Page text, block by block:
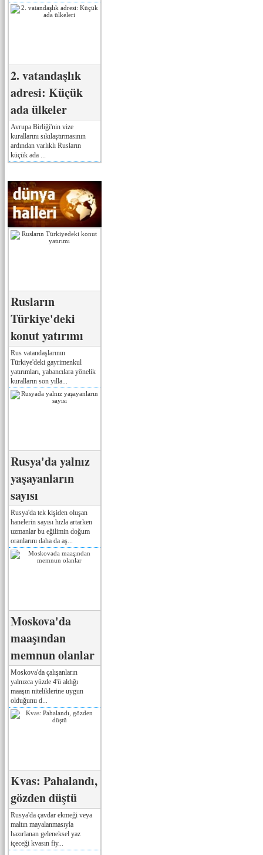
2. vatandaşlık
adresi: Küçük
ada ülkeler
Avrupa Birliği'nin vize
kurallarını sıkılaştırmasının
ardından varlıklı Rusların
küçük ada ...
Rusların
Türkiye'deki
konut yatırımı
Rus vatandaşlarının
Türkiye'deki gayrimenkul
yatırımları, yabancılara yönelik
kuralların son yılla...
Rusya'da yalnız
yaşayanların
sayısı
Rusya'da tek kişiden oluşan
hanelerin sayısı hızla artarken
uzmanlar bu eğilimin doğum
oranlarını daha da aş...
Moskova'da
maaşından
memnun olanlar
Moskova'da çalışanların
yalnızca yüzde 4'ü aldığı
maaşın niteliklerine uygun
olduğunu d...
Kvas: Pahalandı,
gözden düştü
Rusya'da çavdar ekmeği veya
maltın mayalanmasıyla
hazırlanan geleneksel yaz
içeceği kvasın fiy...